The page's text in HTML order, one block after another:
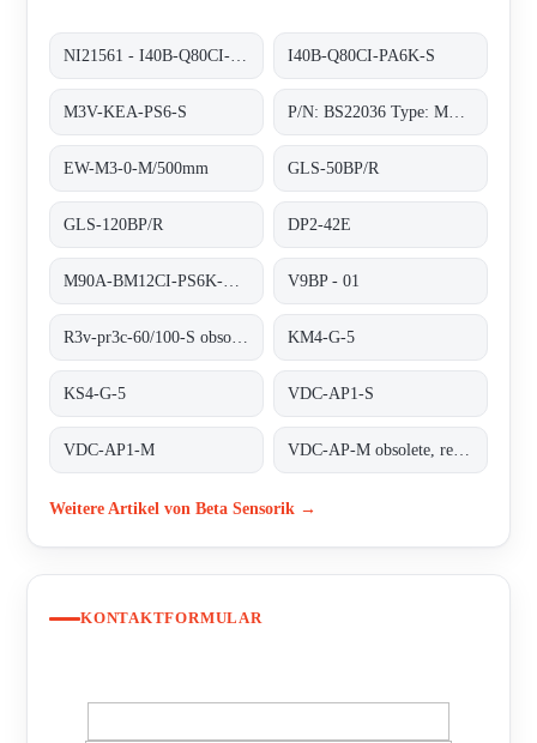
I40B-Q80CI-PA6K-S
M3V-KEA-PS6-S
EW-M3-0-M/500mm GLS-50BP/R
GLS-120BP/R DP2-42E
V9BP - 01
KM4-G-5
KS4-G-5 VDC-AP1-S
VDC-AP1-M
Weitere Artikel von Beta Sensorik →
KONTAKTFORMULAR